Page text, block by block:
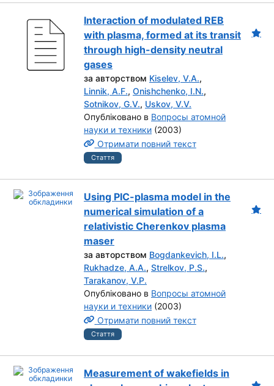
Interaction of modulated REB
with plasma, formed at its transit
through high-density neutral
gases
за авторством Kiselev, V.A.,
Linnik, A.F., Onishchenko, I.N.,
Sotnikov, G.V., Uskov, V.V.
Опубліковано в Вопросы атомной
науки и техники (2003)
Отримати повний текст
Стаття
Using PIC-plasma model in the
numerical simulation of a
relativistic Cherenkov plasma
maser
за авторством Bogdankevich, I.L.,
Rukhadze, A.A., Strelkov, P.S.,
Tarakanov, V.P.
Опубліковано в Вопросы атомной
науки и техники (2003)
Отримати повний текст
Стаття
Measurement of wakefields in